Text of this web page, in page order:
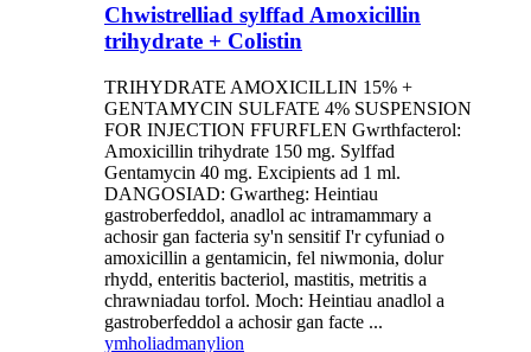
Chwistrelliad sylffad Amoxicillin
trihydrate + Colistin
TRIHYDRATE AMOXICILLIN 15% +
GENTAMYCIN SULFATE 4% SUSPENSION
FOR INJECTION FFURFLEN Gwrthfacterol:
Amoxicillin trihydrate 150 mg. Sylffad
Gentamycin 40 mg. Excipients ad 1 ml.
DANGOSIAD: Gwartheg: Heintiau
gastroberfeddol, anadlol ac intramammary a
achosir gan facteria sy'n sensitif I'r cyfuniad o
amoxicillin a gentamicin, fel niwmonia, dolur
rhydd, enteritis bacteriol, mastitis, metritis a
chrawniadau torfol. Moch: Heintiau anadlol a
gastroberfeddol a achosir gan facte ...
ymholiadmanylion